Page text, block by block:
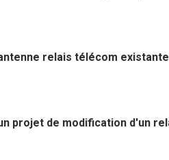
relais télécom
projet de modification d'un